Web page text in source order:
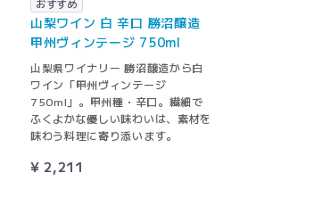
おすすめ
山梨ワイン 白 辛口 勝沼醸造
甲州ヴィンテージ 750ml
山梨県ワイナリー 勝沼醸造から白
ワイン「甲州ヴィンテージ
750ml」。甲州種・辛口。繊細で
ふくよかな優しい味わいは、素材を
味わう料理に寄り添います。
¥ 2,211